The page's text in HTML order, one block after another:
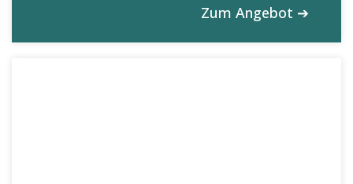
Zum Angebot ➔